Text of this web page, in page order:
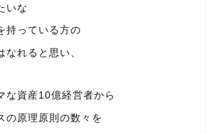
いな
持っている方の
なれると思い、
な資産10億経営者から
の原理原則の数々を